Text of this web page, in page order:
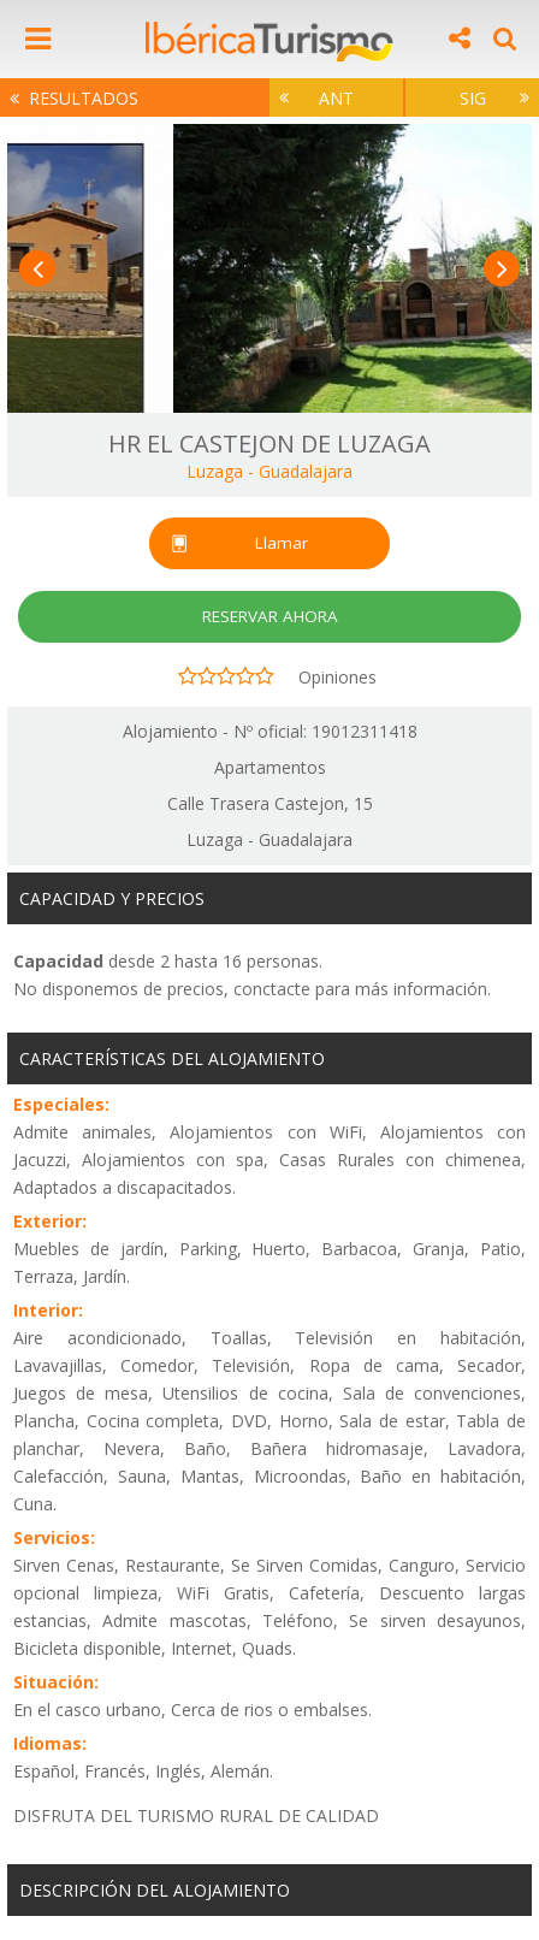
RESULTADOS ANT SIG
HR EL CASTEJON DE LUZAGA
Luzaga - Guadalajara
Llamar
RESERVAR AHORA
Opiniones
Alojamiento - Nº oficial: 19012311418
Apartamentos
Calle Trasera Castejon, 15
Luzaga - Guadalajara
CAPACIDAD Y PRECIOS
Capacidad desde 2 hasta 16 personas.
No disponemos de precios, conctacte para más información.
CARACTERÍSTICAS DEL ALOJAMIENTO
Especiales:
Admite animales, Alojamientos con WiFi, Alojamientos con
Jacuzzi, Alojamientos con spa, Casas Rurales con chimenea,
Adaptados a discapacitados.
Exterior:
Muebles de jardín, Parking, Huerto, Barbacoa, Granja, Patio,
Terraza, Jardín.
Interior:
Aire acondicionado, Toallas, Televisión en habitación,
Lavavajillas, Comedor, Televisión, Ropa de cama, Secador,
Juegos de mesa, Utensilios de cocina, Sala de convenciones,
Plancha, Cocina completa, DVD, Horno, Sala de estar, Tabla de
planchar, Nevera, Baño, Bañera hidromasaje, Lavadora,
Calefacción, Sauna, Mantas, Microondas, Baño en habitación,
Cuna.
Servicios:
Sirven Cenas, Restaurante, Se Sirven Comidas, Canguro, Servicio
opcional limpieza, WiFi Gratis, Cafetería, Descuento largas
estancias, Admite mascotas, Teléfono, Se sirven desayunos,
Bicicleta disponible, Internet, Quads.
Situación:
En el casco urbano, Cerca de rios o embalses.
Idiomas:
Español, Francés, Inglés, Alemán.
DISFRUTA DEL TURISMO RURAL DE CALIDAD
DESCRIPCIÓN DEL ALOJAMIENTO